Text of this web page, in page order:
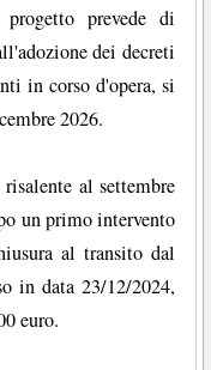
prevede di
dei decreti
in corso d'opera, si
2026.
al settembre
un primo intervento
al transito dal
in data 23/12/2024,
euro.